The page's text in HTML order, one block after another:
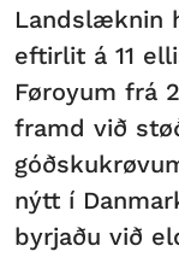
Landslæknin
eftirlit á 11
Føroyum frá
framd við
nýtt í
byrjaðu við